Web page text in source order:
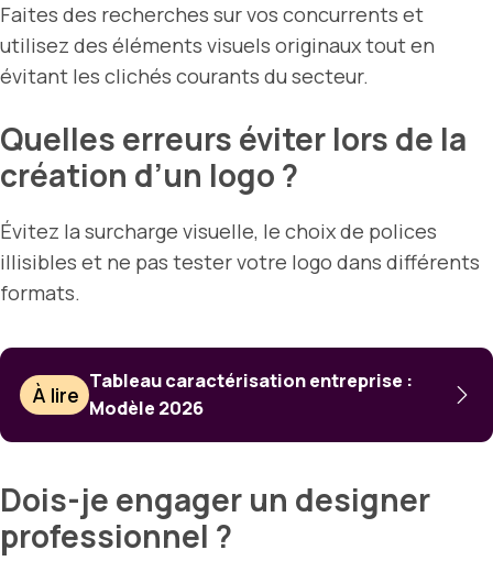
Faites des recherches sur vos concurrents et
utilisez des éléments visuels originaux tout en
évitant les clichés courants du secteur.
Quelles erreurs éviter lors de la
création d’un logo ?
Évitez la surcharge visuelle, le choix de polices
illisibles et ne pas tester votre logo dans différents
formats.
À lire
Tableau caractérisation entreprise :
Modèle 2026
Dois-je engager un designer
professionnel ?